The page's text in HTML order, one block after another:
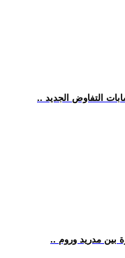
التفاوض الجديد
بين مدريد وروم